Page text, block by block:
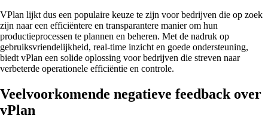
VPlan lijkt dus een populaire keuze te zijn voor bedrijven die op zoek
zijn naar een efficiëntere en transparantere manier om hun
productieprocessen te plannen en beheren. Met de nadruk op
gebruiksvriendelijkheid, real-time inzicht en goede ondersteuning,
biedt vPlan een solide oplossing voor bedrijven die streven naar
verbeterde operationele efficiëntie en controle.
Veelvoorkomende negatieve feedback over
vPlan